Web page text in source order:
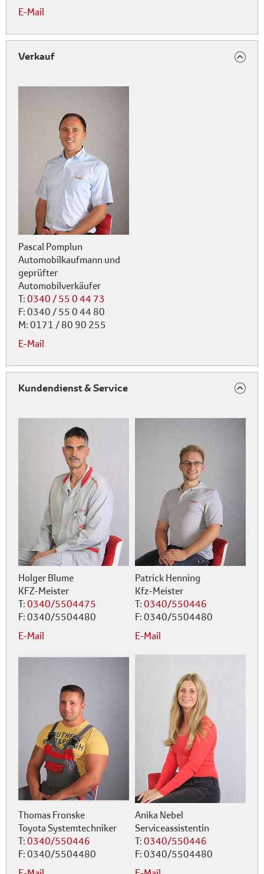
E-Mail
Verkauf
Pascal Pomplun
Automobilkaufmann und
geprüfter
Automobilverkäufer
T:0340 / 55 0 44 73
F:0340 / 55 0 44 80
M:0171 / 80 90 255
E-Mail
Kundendienst & Service
Holger Blume
KFZ-Meister
T:0340/5504475
F:0340/5504480
E-Mail
Patrick Henning
Kfz-Meister
T:0340/550446
F:0340/5504480
E-Mail
Thomas Fronske
Toyota Systemtechniker
T:0340/550446
F:0340/5504480
Anika Nebel
Serviceassistentin
T:0340/550446
F:0340/5504480